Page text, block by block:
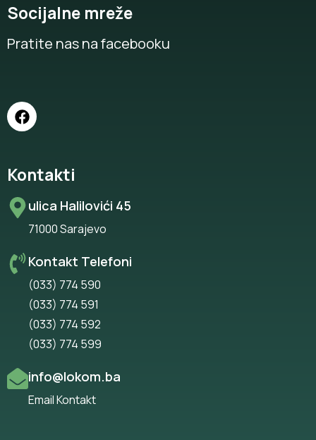
Socijalne mreže
Pratite nas na facebooku
Kontakti
ulica Halilovići 45
71000 Sarajevo
Kontakt Telefoni
(033) 774 590
(033) 774 591
(033) 774 592
(033) 774 599
info@lokom.ba
Email Kontakt